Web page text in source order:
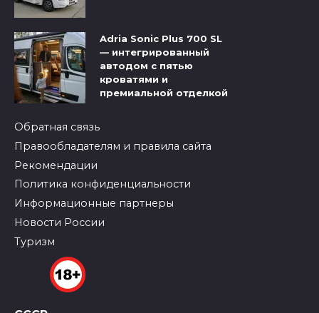
Adria Sonic Plus 700 SL
— интегрированный
автодом с пятью
кроватями и
премиальной отделкой
Обратная связь
Правообладателям и правила сайта
Рекомендации
Политика конфиденциальности
Информационные партнеры
Новости России
Туризм